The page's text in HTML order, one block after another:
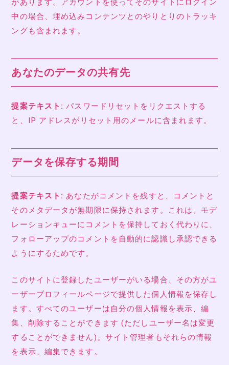
があります。アカウントを使ってそのサイトにログイン
中の場合、埋め込みコンテンツとのやりとりのトラッキ
ングも含まれます。
あなたのデータの共有先
提案テキスト:パスワードリセットをリクエストする
と、IP アドレスがリセット用のメールに含まれます。
データを保存する期間
提案テキスト: あなたがコメントを残すと、コメントと
そのメタデータが無期限に保持されます。これは、モデ
レーションキューにコメントを保持しておく代わりに、
フォローアップのコメントを自動的に認識し承認できる
ようにするためです。
このサイトに登録したユーザーがいる場合、その方がユ
ーザープロフィールページで提供した個人情報を保存し
ます。すべてのユーザーは自分の個人情報を表示、編
集、削除することができます (ただしユーザー名は変更
することができません)。サイト管理者もそれらの情報
を表示、編集できます。